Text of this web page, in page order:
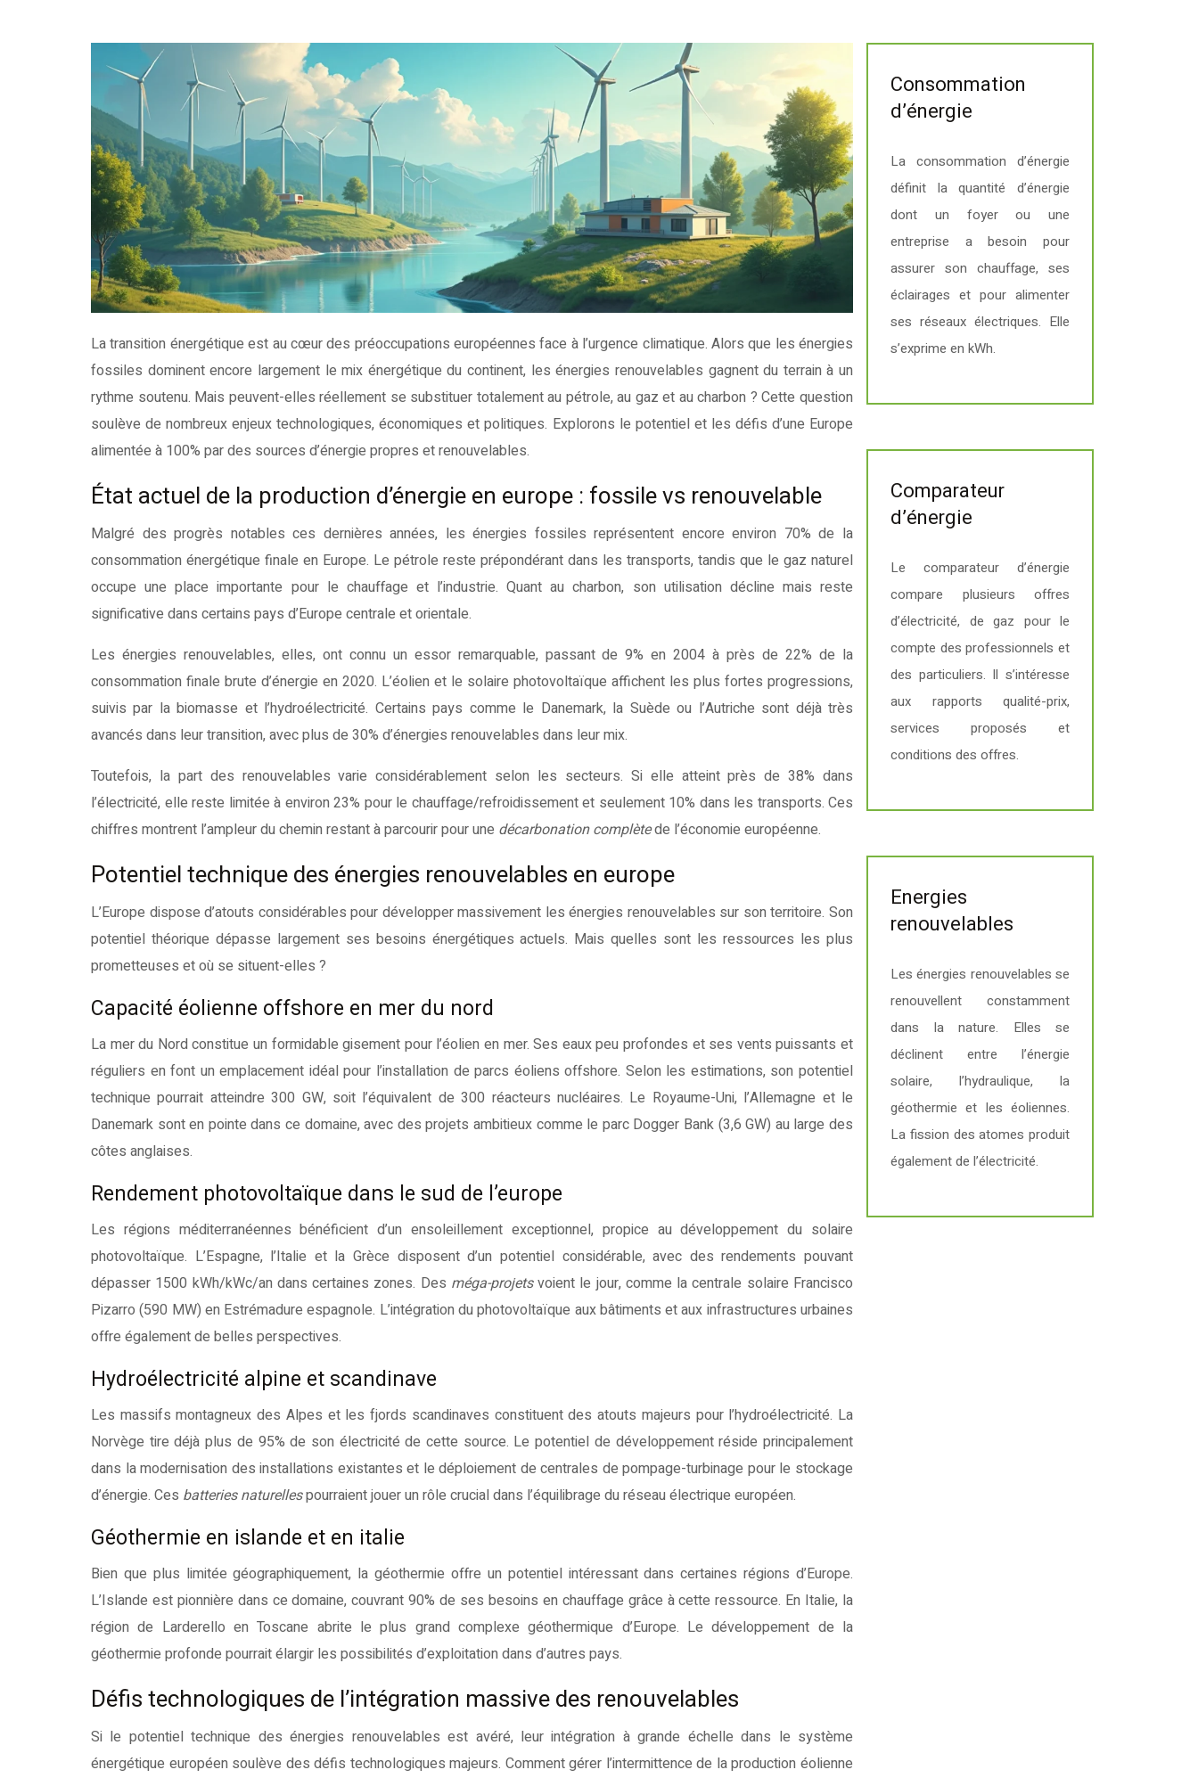
La transition énergétique est au cœur des préoccupations européennes face à l’urgence climatique. Alors que les énergies
fossiles dominent encore largement le mix énergétique du continent, les énergies renouvelables gagnent du terrain à un
rythme soutenu. Mais peuvent-elles réellement se substituer totalement au pétrole, au gaz et au charbon ? Cette question
soulève de nombreux enjeux technologiques, économiques et politiques. Explorons le potentiel et les défis d’une Europe
alimentée à 100% par des sources d’énergie propres et renouvelables.
État actuel de la production d’énergie en europe : fossile vs renouvelable
Malgré des progrès notables ces dernières années, les énergies fossiles représentent encore environ 70% de la
consommation énergétique finale en Europe. Le pétrole reste prépondérant dans les transports, tandis que le gaz naturel
occupe une place importante pour le chauffage et l’industrie. Quant au charbon, son utilisation décline mais reste
significative dans certains pays d’Europe centrale et orientale.
Les énergies renouvelables, elles, ont connu un essor remarquable, passant de 9% en 2004 à près de 22% de la
consommation finale brute d’énergie en 2020. L’éolien et le solaire photovoltaïque affichent les plus fortes progressions,
suivis par la biomasse et l’hydroélectricité. Certains pays comme le Danemark, la Suède ou l’Autriche sont déjà très
avancés dans leur transition, avec plus de 30% d’énergies renouvelables dans leur mix.
Toutefois, la part des renouvelables varie considérablement selon les secteurs. Si elle atteint près de 38% dans
l’électricité, elle reste limitée à environ 23% pour le chauffage/refroidissement et seulement 10% dans les transports. Ces
chiffres montrent l’ampleur du chemin restant à parcourir pour une décarbonation complètede l’économie européenne.
Potentiel technique des énergies renouvelables en europe
L’Europe dispose d’atouts considérables pour développer massivement les énergies renouvelables sur son territoire. Son
potentiel théorique dépasse largement ses besoins énergétiques actuels. Mais quelles sont les ressources les plus
prometteuses et où se situent-elles ?
Capacité éolienne offshore en mer du nord
La mer du Nord constitue un formidable gisement pour l’éolien en mer. Ses eaux peu profondes et ses vents puissants et
réguliers en font un emplacement idéal pour l’installation de parcs éoliens offshore. Selon les estimations, son potentiel
technique pourrait atteindre 300 GW, soit l’équivalent de 300 réacteurs nucléaires. Le Royaume-Uni, l’Allemagne et le
Danemark sont en pointe dans ce domaine, avec des projets ambitieux comme le parc Dogger Bank (3,6 GW) au large des
côtes anglaises.
Rendement photovoltaïque dans le sud de l’europe
Les régions méditerranéennes bénéficient d’un ensoleillement exceptionnel, propice au développement du solaire
photovoltaïque. L’Espagne, l’Italie et la Grèce disposent d’un potentiel considérable, avec des rendements pouvant
dépasser 1500 kWh/kWc/an dans certaines zones. Des méga-projetsvoient le jour, comme la centrale solaire Francisco
Pizarro (590 MW) en Estrémadure espagnole. L’intégration du photovoltaïque aux bâtiments et aux infrastructures urbaines
offre également de belles perspectives.
Hydroélectricité alpine et scandinave
Les massifs montagneux des Alpes et les fjords scandinaves constituent des atouts majeurs pour l’hydroélectricité. La
Norvège tire déjà plus de 95% de son électricité de cette source. Le potentiel de développement réside principalement
dans la modernisation des installations existantes et le déploiement de centrales de pompage-turbinage pour le stockage
d’énergie. Ces batteries naturellespourraient jouer un rôle crucial dans l’équilibrage du réseau électrique européen.
Géothermie en islande et en italie
Bien que plus limitée géographiquement, la géothermie offre un potentiel intéressant dans certaines régions d’Europe.
L’Islande est pionnière dans ce domaine, couvrant 90% de ses besoins en chauffage grâce à cette ressource. En Italie, la
région de Larderello en Toscane abrite le plus grand complexe géothermique d’Europe. Le développement de la
géothermie profonde pourrait élargir les possibilités d’exploitation dans d’autres pays.
Défis technologiques de l’intégration massive des renouvelables
Si le potentiel technique des énergies renouvelables est avéré, leur intégration à grande échelle dans le système
énergétique européen soulève des défis technologiques majeurs. Comment gérer l’intermittence de la production éolienne
Consommation
d’énergie
La consommation d’énergie
définit la quantité d’énergie
dont un foyer ou une
entreprise a besoin pour
assurer son chauffage, ses
éclairages et pour alimenter
ses réseaux électriques. Elle
s’exprime en kWh.
Comparateur
d’énergie
Le comparateur d’énergie
compare plusieurs offres
d’électricité, de gaz pour le
compte des professionnels et
des particuliers. Il s’intéresse
aux rapports qualité-prix,
services proposés et
conditions des offres.
Energies
renouvelables
Les énergies renouvelables se
renouvellent constamment
dans la nature. Elles se
déclinent entre l’énergie
solaire, l’hydraulique, la
géothermie et les éoliennes.
La fission des atomes produit
également de l’électricité.